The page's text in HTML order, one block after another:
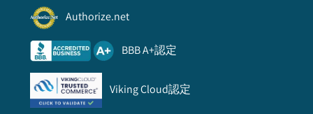
Authorize.net
BBB A+認定
Viking Cloud認定